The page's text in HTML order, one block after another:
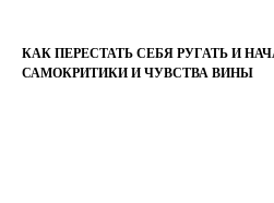
КАК ПЕРЕСТАТЬ СЕБЯ РУГАТЬ И
САМОКРИТИКИ И ЧУВСТВА ВИНЫ